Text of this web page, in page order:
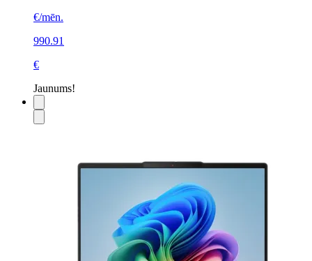
€/mēn.
990.91
€
Jaunums!